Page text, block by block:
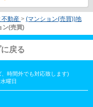
不動産 > (マンション(売買))地
ン(売買)
戻る
時間外でも対応致します)
曜日